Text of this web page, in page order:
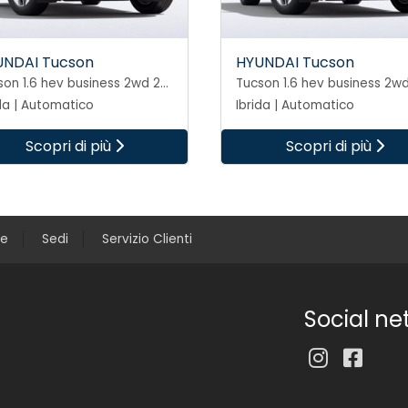
Tucson
Tucson 1.6 hev business 2wd 239cv auto
| Automatico
Scopri di più
HYUNDAI Tucson
Ibrida | Automatico
Scopri di più
Sedi Servizio Clienti
Social